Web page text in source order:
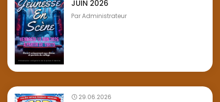
JUIN 2026
ParAdministrateur
29.06.2026